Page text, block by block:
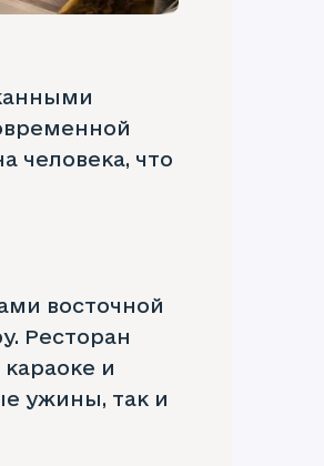
человека, что
восточной
Ресторан
и
ужины, так и